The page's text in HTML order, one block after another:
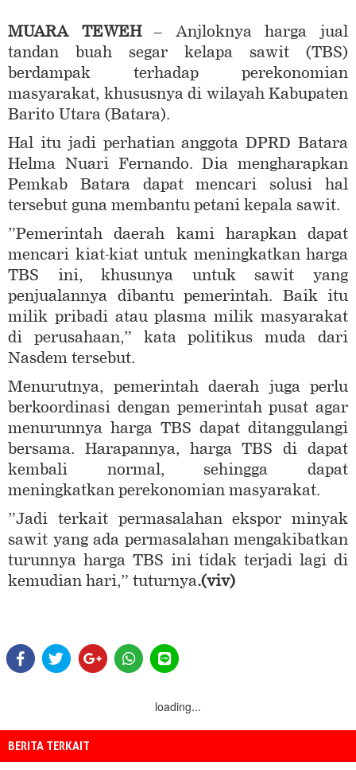
MUARA TEWEH– Anjloknya harga jual
tandan buah segar kelapa sawit (TBS)
berdampak terhadap perekonomian
masyarakat, khususnya di wilayah Kabupaten
Barito Utara (Batara).
Hal itu jadi perhatian anggota DPRD Batara
Helma Nuari Fernando. Dia mengharapkan
Pemkab Batara dapat mencari solusi hal
tersebut guna membantu petani kepala sawit.
”Pemerintah daerah kami harapkan dapat
mencari kiat-kiat untuk meningkatkan harga
TBS ini, khusunya untuk sawit yang
penjualannya dibantu pemerintah. Baik itu
milik pribadi atau plasma milik masyarakat
di perusahaan,” kata politikus muda dari
Nasdem tersebut.
Menurutnya, pemerintah daerah juga perlu
berkoordinasi dengan pemerintah pusat agar
menurunnya harga TBS dapat ditanggulangi
bersama. Harapannya, harga TBS di dapat
kembali normal, sehingga dapat
meningkatkan perekonomian masyarakat.
”Jadi terkait permasalahan ekspor minyak
sawit yang ada permasalahan mengakibatkan
turunnya harga TBS ini tidak terjadi lagi di
kemudian hari,” tuturnya.(viv)
loading...
BERITA TERKAIT